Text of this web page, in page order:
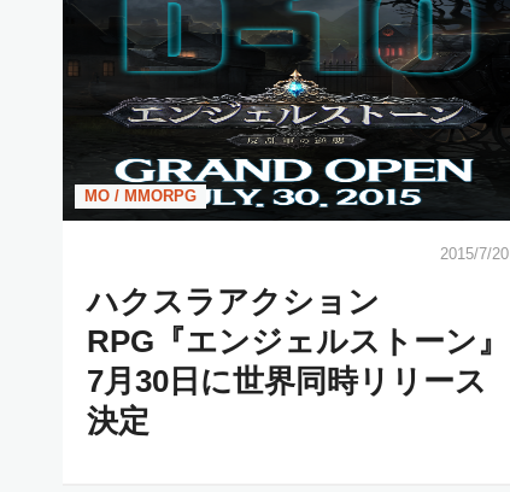
MO / MMORPG
2015/7/20
ハクスラアクション
RPG『エンジェルストーン』
7月30日に世界同時リリース
決定